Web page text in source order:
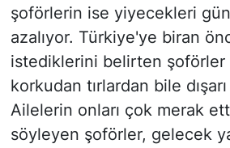
şoförlerin ise yiyecekleri
azalıyor. Türkiye'ye biran
istediklerini belirten şoförler
korkudan tırlardan bile dışarı
Ailelerin onları çok merak
söyleyen şoförler, gelecek